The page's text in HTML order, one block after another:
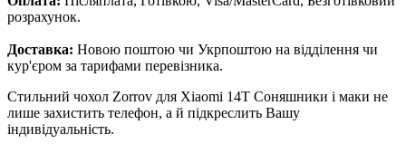
розрахунок.
Доставка: Новою поштою чи Укрпоштою на відділення чи
кур'єром за тарифами перевізника.
Стильний чохол Zorrov для Xiaomi 14T Соняшники і маки не
лише захистить телефон, а й підкреслить Вашу
індивідуальність.